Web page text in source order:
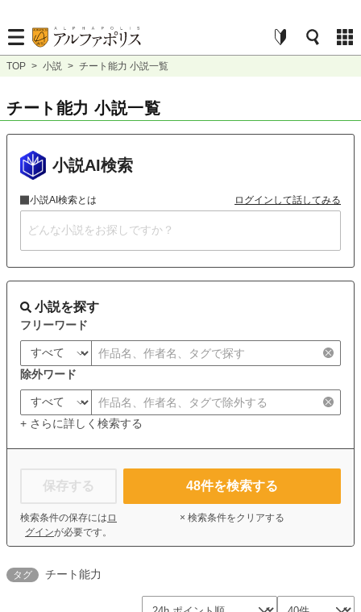
TOP > 小説 > チート能力 小説一覧
チート能力 小説一覧
小説AI検索
小説AI検索とは ログインして話してみる
小説を探す
フリーワード
除外ワード
+ さらに詳しく検索する
保存する
検索条件の保存には ロ
グインが必要です。
48件を検索する
× 検索条件をクリアする
タグ チート能力